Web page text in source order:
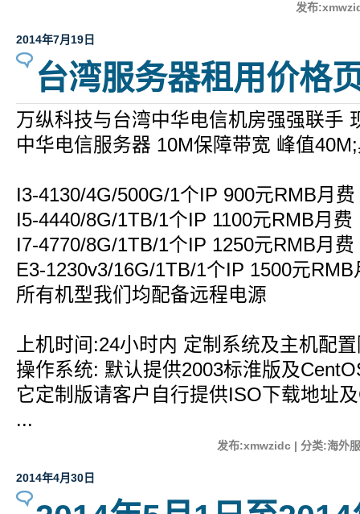
发布
2014年7月19日
台湾服务器租用价格
万纵科技与台湾中华电信机房强强联手
中华电信服务器 10M保障带宽 峰值
I3-4130/4G/500G/1个IP 900元RMB月费
I5-4440/8G/1TB/1个IP 1100元RMB月费
I7-4770/8G/1TB/1个IP 1250元RMB月费
E3-1230v3/16G/1TB/1个IP 1500元RMB
所有机型我们均配备远程电源
上机时间:24小时内 定制系统及主机配
操作系统: 默认提供2003标淮版及
它定制版请客户自行提供ISO下载地址
...
发布:xmwzidc | 分类:海外
2014年4月30日